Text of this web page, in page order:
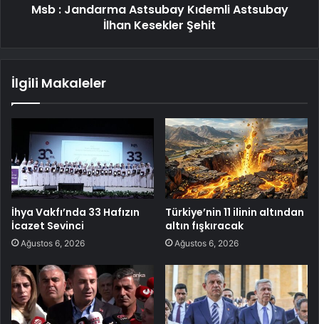
Msb : Jandarma Astsubay Kıdemli Astsubay
İlhan Kesekler Şehit
İlgili Makaleler
İhya Vakfı’nda 33 Hafızın
İcazet Sevinci
Ağustos 6, 2026
Türkiye’nin 11 ilinin altından
altın fışkıracak
Ağustos 6, 2026